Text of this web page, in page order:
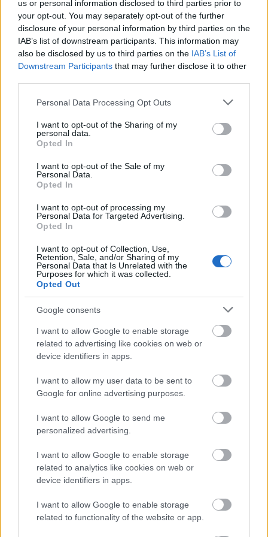
us or personal information disclosed to third parties prior to
your opt-out. You may separately opt-out of the further
disclosure of your personal information by third parties on the
IAB’s list of downstream participants. This information may
also be disclosed by us to third parties on the IAB’s List of
Downstream Participants that may further disclose it to other
Please note that this website/app uses one or more Google
not limited to your visit or usage behaviour. You may click to
grant or deny consent to Google and its third-party tags to
use your data for below specified purposes in below Google
consent section.
Personal Data Processing Opt Outs
I want to opt-out of the Sharing of my
personal data.
Opted In
I want to opt-out of the Sale of my
Personal Data.
Opted In
I want to opt-out of processing my
Personal Data for Targeted Advertising.
Opted In
I want to opt-out of Collection, Use,
Retention, Sale, and/or Sharing of my
Personal Data that Is Unrelated with the
Purposes for which it was collected.
Opted Out
Google consents
I want to allow Google to enable storage
related to advertising like cookies on web or
device identifiers in apps.
I want to allow my user data to be sent to
Google for online advertising purposes.
I want to allow Google to send me
personalized advertising.
I want to allow Google to enable storage
related to analytics like cookies on web or
device identifiers in apps.
I want to allow Google to enable storage
related to functionality of the website or app.
Az egyetemisták és főiskolások közül most
még csak kevesen elégedettek az anyagi
pénzügyi kérdésekkel kapcsolatban sok
bennük a bizonytalanság, amihez az is
hozzájárulhat, hogy keveset beszélgetnek
ezekről a témákról. Az Erste x Körvonal
beszélgetésindító kártyacsomag segít, hogy
a fiatalok könnyebben beszéljenek a jövő
izgalmas, sokszor szorongató kérdéseiről.
A tanulás mellett sok fontos döntést is meg
kell hozniuk a fiataloknak a felsőoktatás évei
alatt. Önálló életkezdés, lakhatás,
kérdések, amelyek meghatározhatják a
Önkormányzatok Országos Konferenciája
(HÖOK) közös, közel ezer felsőoktatási hallgató
válaszai alapján készült kutatása szerint sokan
elégedetlenek a jelenlegi anyagi helyzetükkel,
pénzügyi kérdésekről pedig viszonylag ritkán
beszélnek.